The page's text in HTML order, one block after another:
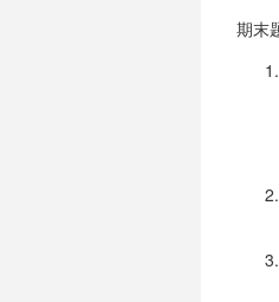
期末